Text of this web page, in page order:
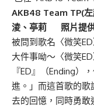
AKB48 Team TP(左
淩、亭莉 照片提
被問到歌名〈微笑
大件事呦～〈微笑
『ED』（Ending）
進。」而這首歌的歌
去的回憶，同時勇敢